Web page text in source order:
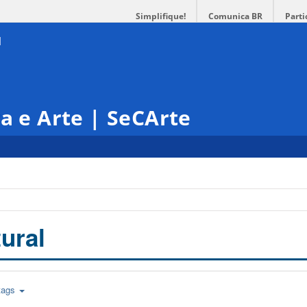
Simplifique! Comunica BR
e Arte | SeCArte